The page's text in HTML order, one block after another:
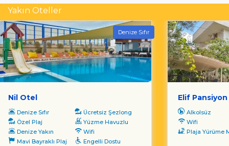
Yakın Oteller
Denize Sıfır
Nil Otel
Denize Sıfır
Ücretsiz Şezlong
Özel Plaj
Yüzme Havuzlu
Denize Yakın
Wifi
Mavi Bayraklı Plaj
Engelli Dostu
Elif Pansiyon
Alkolsüz
Wifi
Plaja Yürüme